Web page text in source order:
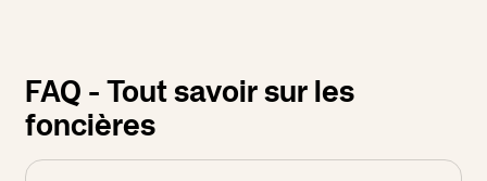
FAQ - Tout savoir sur les
foncières